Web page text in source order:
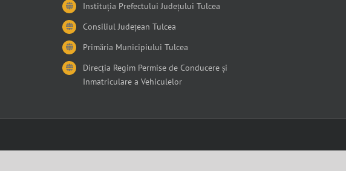
Instituția Prefectului Județului Tulcea
Consiliul Județean Tulcea
Primăria Municipiului Tulcea
Direcția Regim Permise de Conducere și
Inmatriculare a Vehiculelor